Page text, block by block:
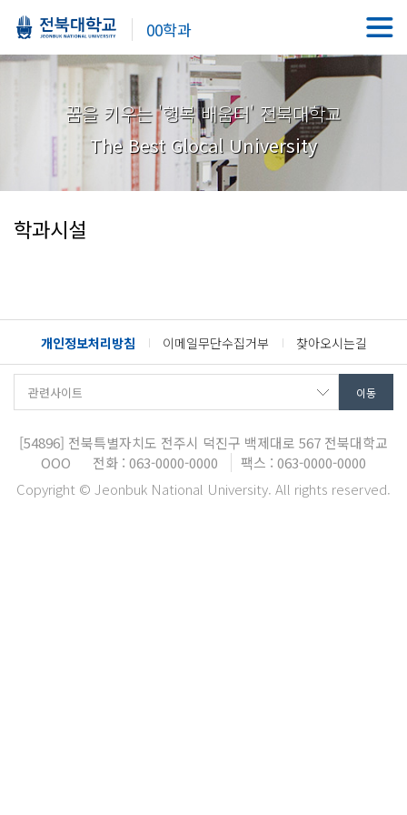
00학과
꿈을 키우는 '행복 배움터' 전북대학교
The Best Glocal University
학과시설
개인정보처리방침 이메일무단수집거부 찾아오시는길
[54896] 전북특별자치도 전주시 덕진구 백제대로 567 전북대학교
OOO
전화 : 063-0000-0000
팩스 : 063-0000-0000
Copyright © Jeonbuk National University. All rights reserved.